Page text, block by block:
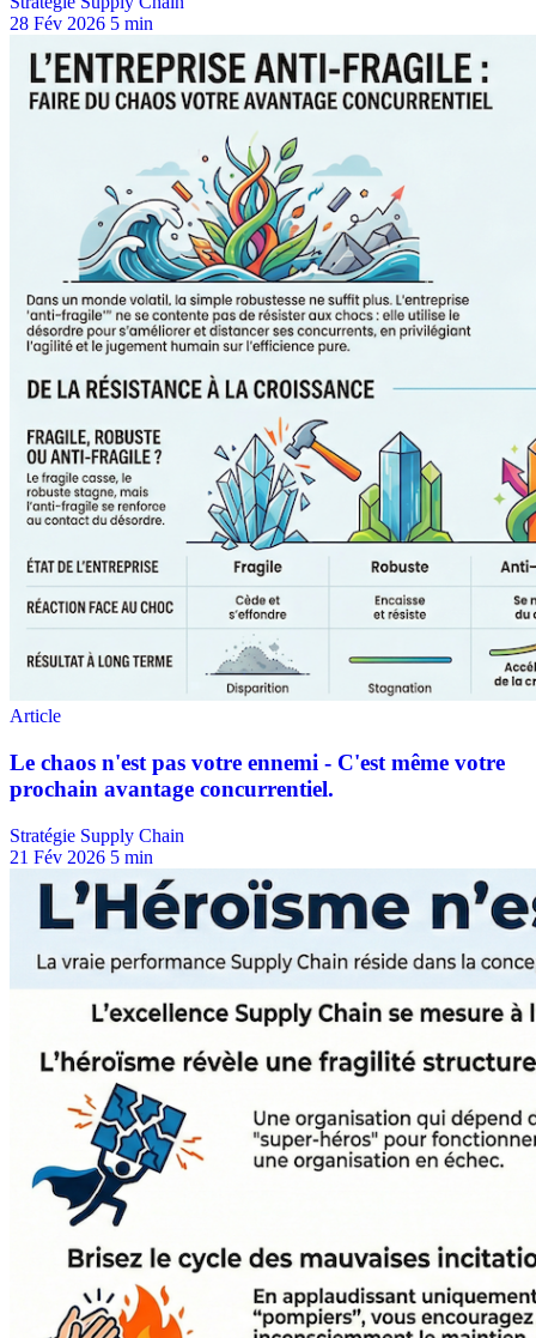
28 Fév 2026 5 min
Stratégie Supply Chain
21 Fév 2026 5 min